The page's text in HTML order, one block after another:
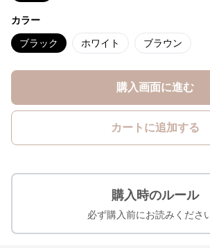
カラー
ブラック ホワイト ブラウン
購入画面に進む
カートに追加する
購入時のルール
必ず購入前にお読みくださ